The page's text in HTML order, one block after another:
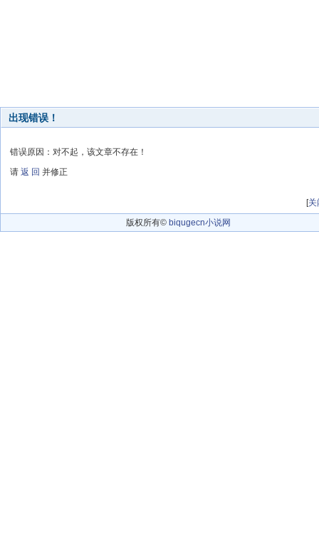
出现错误！
错误原因：对不起，该文章不存在！
请 返 回 并修正
[关
版权所有© biqugecn小说网